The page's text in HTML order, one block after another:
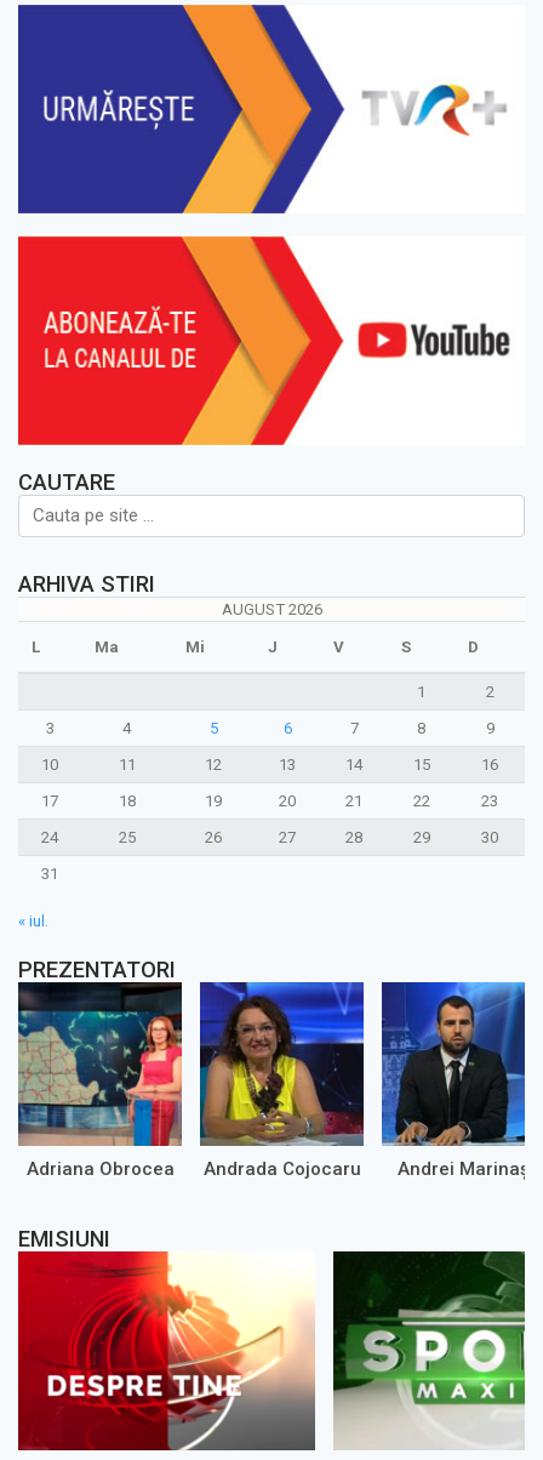
CAUTARE
ARHIVA STIRI
AUGUST 2026
L Ma Mi J V S D
1
2
3
4 5 6 7 8
9
10
11 12 13 14 15
16
17
18 19 20 21 22
23
24
25 26 27 28 29
30
31
« iul.
PREZENTATORI
Adriana Obrocea Andrada Cojocaru Andrei Marinaș
EMISIUNI